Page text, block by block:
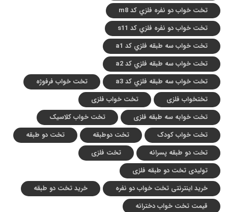
تخت خواب دو نفره فلزي کد m8
تخت خواب دو نفره فلزي کد s11
تخت خواب سه طبقه فلزي کد a1
تخت خواب سه طبقه فلزي کد a2
تخت خواب سه طبقه فلزي کد a3
تخت خواب فرفوژه
تختخواب فلزی
تخت خواب فلزی
تخت خوابه سه طبقه فلزی
تخت خواب کلاسیک
تخت خواب کودک
تخت دوطبقه
تخت دو طبقه
تخت دو طبقه پسرانه
تخت فلزی
تولیدی تخت دو طبقه فلزی
خرید اینترنتی تخت خواب دو نفره
خرید تخت دو طبقه
قیمت تخت خواب دخترانه